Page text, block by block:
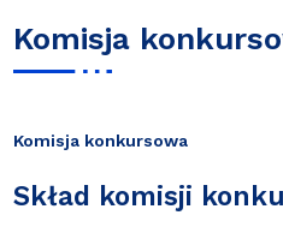
Komisja
Komisja konkursowa
Skład komisji